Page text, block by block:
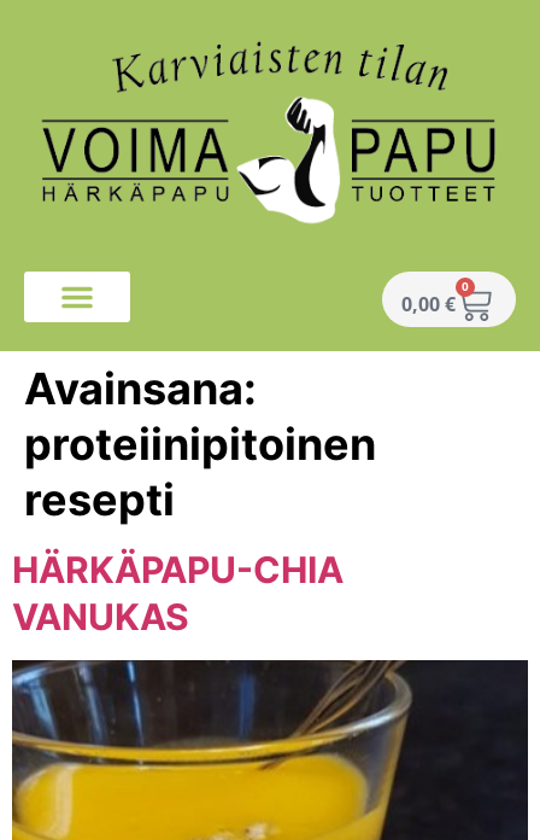
0,00€
0
Avainsana:
proteiinipitoinen
resepti
HÄRKÄPAPU-CHIA
VANUKAS